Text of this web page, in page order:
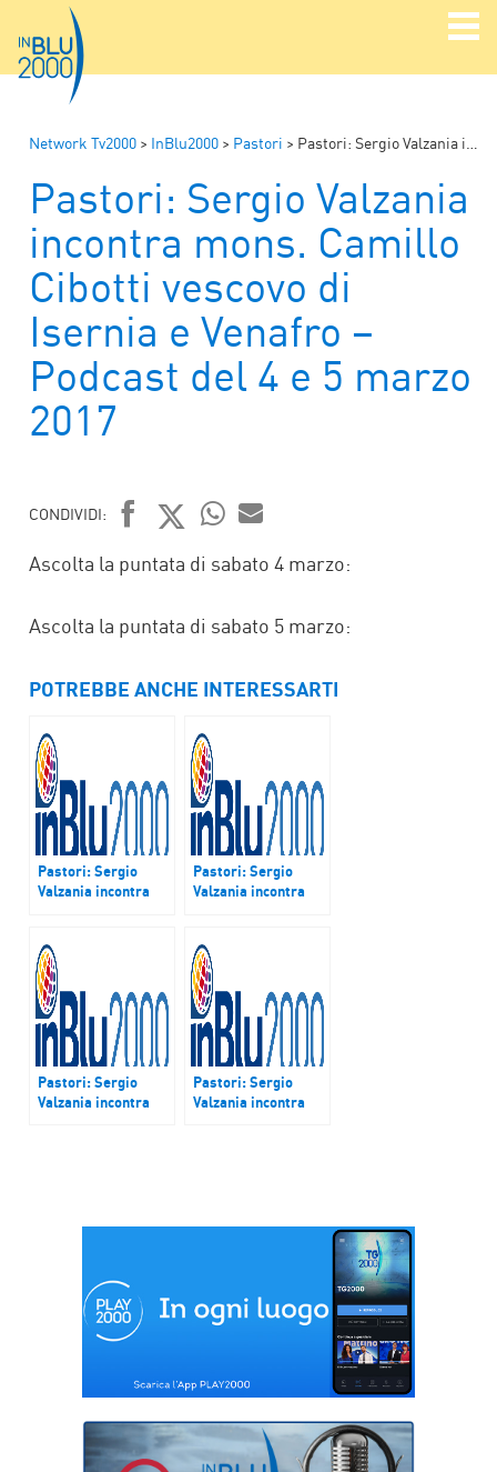
Network Tv2000 > InBlu2000 > Pastori > Pastori: Sergio Valzania incontra mons. Camillo Cibotti vescovo di Isernia e Venafro – Podcast del 4 e 5 marzo 2017
Pastori: Sergio Valzania
incontra mons. Camillo
Cibotti vescovo di
Isernia e Venafro –
Podcast del 4 e 5 marzo
2017
CONDIVIDI:
FACEBOOK
TWITTER
WHATSAPP
MAIL
Ascolta la puntata di sabato 4 marzo:
Ascolta la puntata di sabato 5 marzo:
POTREBBE ANCHE INTERESSARTI
Pastori: Sergio
Valzania incontra
Biella – Podcast del
6 e 7 maggio 2017
Pastori: Sergio
Valzania incontra
di Frascati –
Podcast del 20 e 21
maggio 2017
Pastori: Sergio
Valzania incontra
Pastori: Sergio
Valzania incontra